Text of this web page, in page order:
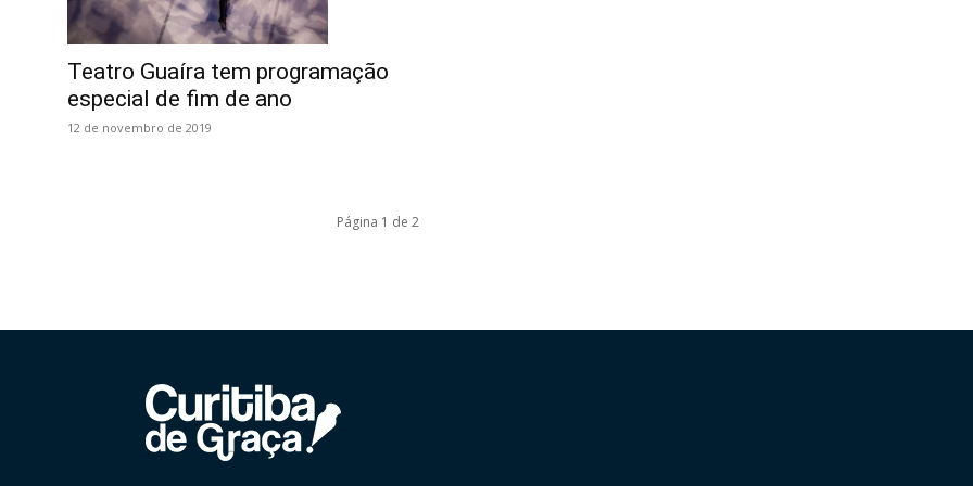
Teatro Guaíra tem programação
especial de fim de ano
12 de novembro de 2019
Página 1 de 2